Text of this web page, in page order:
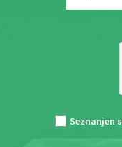
Seznanjen